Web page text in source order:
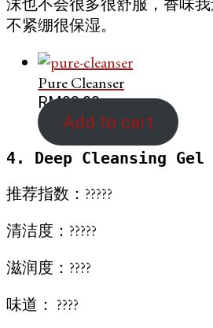
不紧绷很保湿。
Pure Cleanser
RM99.00
Add to cart
4. Deep Cleansing Gel
推荐指数：?????
清洁度：?????
滋润度：????
味道： ????